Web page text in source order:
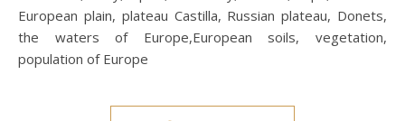
European plain, plateau Castilla, Russian plateau, Donets,
the waters of Europe,European soils, vegetation,
population of Europe